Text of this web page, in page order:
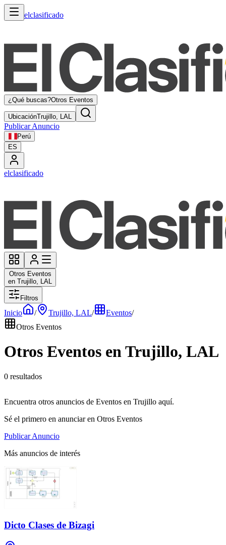
elclasificado
¿Qué buscas?Otros Eventos
UbicaciónTrujillo, LAL
Publicar Anuncio
Perú
ES
elclasificado
Otros Eventos
en Trujillo, LAL
Filtros
Inicio / Trujillo, LAL/ Eventos/
Otros Eventos
Otros Eventos en Trujillo, LAL
0 resultados
Encuentra otros anuncios de Eventos en Trujillo aquí.
Sé el primero en anunciar en Otros Eventos
Publicar Anuncio
Más anuncios de interés
Dicto Clases de Bizagi